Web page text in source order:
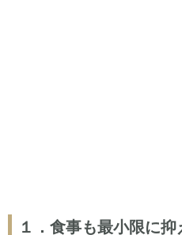
１．食事も最小限に抑